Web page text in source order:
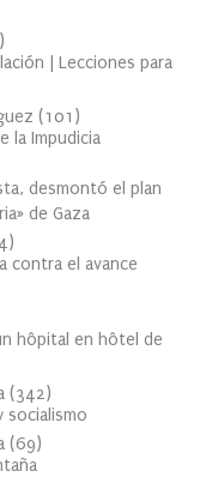
)
| Lecciones para
(101 )
la Impudicia
desmontó el plan
de Gaza
)
contra el avance
hôpital en hôtel de
(342)
socialismo
(69)